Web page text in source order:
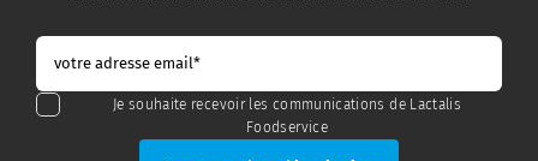
Je souhaite recevoir les communications de Lactalis
Foodservice